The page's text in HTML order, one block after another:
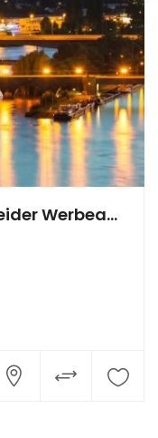
DKNK Des Kaisers Neue Kleider Werbeagentur